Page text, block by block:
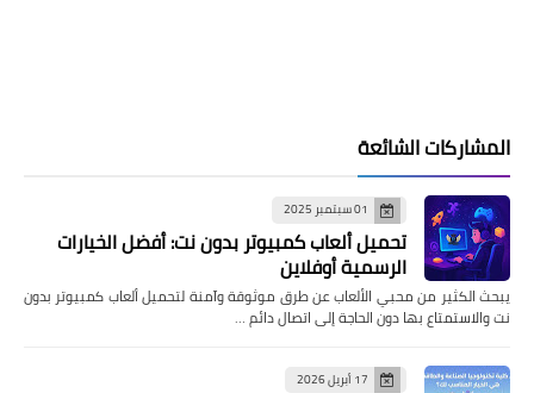
المشاركات الشائعة
01 سبتمبر 2025
تحميل ألعاب كمبيوتر بدون نت: أفضل الخيارات
الرسمية أوفلاين
يبحث الكثير من محبي الألعاب عن طرق موثوقة وآمنة لتحميل ألعاب كمبيوتر بدون
نت والاستمتاع بها دون الحاجة إلى اتصال دائم …
17 أبريل 2026